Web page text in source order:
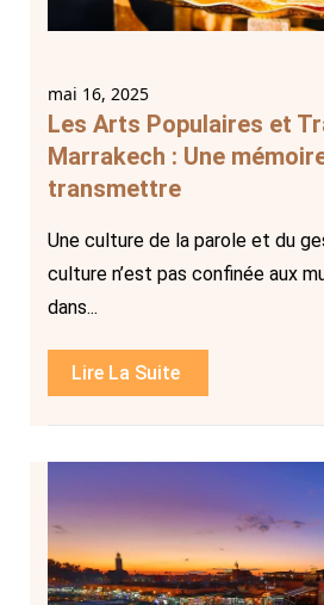
mai 16, 2025
Les Arts Populaires et
Marrakech : Une
transmettre
Une culture de la parole et du
culture n’est pas confinée aux
dans...
Lire La Suite